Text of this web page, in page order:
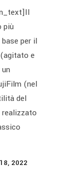
più
per il
e
(nel
del
realizzato
2022